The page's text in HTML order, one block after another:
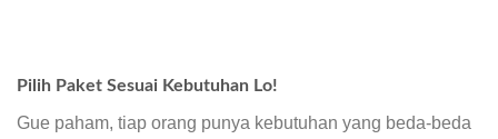
Pilih Paket Sesuai Kebutuhan Lo!
Gue paham, tiap orang punya kebutuhan yang beda-beda